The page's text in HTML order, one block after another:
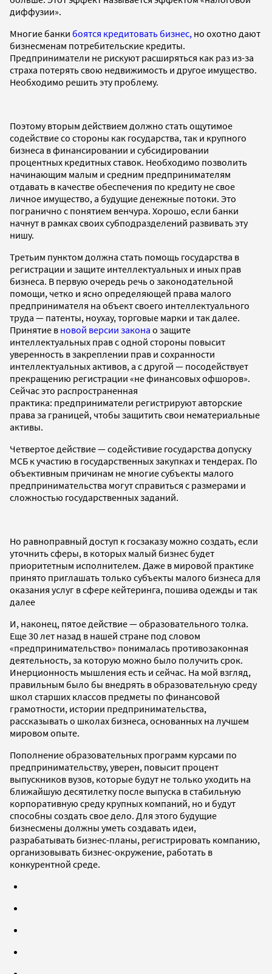
диффузии».
Многие банки боятся кредитовать бизнес, но охотно дают
бизнесменам потребительские кредиты.
Предприниматели не рискуют расширяться как раз из-за
страха потерять свою недвижимость и другое имущество.
Необходимо решить эту проблему.
Поэтому вторым действием должно стать ощутимое
содействие со стороны как государства, так и крупного
бизнеса в финансировании и субсидировании
процентных кредитных ставок. Необходимо позволить
начинающим малым и средним предпринимателям
отдавать в качестве обеспечения по кредиту не свое
личное имущество, а будущие денежные потоки. Это
погранично с понятием венчура. Хорошо, если банки
начнут в рамках своих субподразделений развивать эту
нишу.
Третьим пунктом должна стать помощь государства в
регистрации и защите интеллектуальных и иных прав
бизнеса. В первую очередь речь о законодательной
помощи, четко и ясно определяющей права малого
предпринимателя на объект своего интеллектуального
труда — патенты, ноухау, торговые марки и так далее.
Принятие в новой версии закона о защите
интеллектуальных прав с одной стороны повысит
уверенность в закреплении прав и сохранности
интеллектуальных активов, а с другой — посодействует
прекращению регистрации «не финансовых офшоров».
Сейчас это распространенная
практика: предприниматели регистрируют авторские
права за границей, чтобы защитить свои нематериальные
активы.
Четвертое действие — содейстивие государства допуску
МСБ к участию в государственных закупках и тендерах. По
объективным причинам не многие субъекты малого
предпринимательства могут справиться с размерами и
сложностью государственных заданий.
Но равноправный доступ к госзаказу можно создать, если
уточнить сферы, в которых малый бизнес будет
приоритетным исполнителем. Даже в мировой практике
принято приглашать только субъекты малого бизнеса для
оказания услуг в сфере кейтеринга, пошива одежды и так
далее
И, наконец, пятое действие — образовательного толка.
Еще 30 лет назад в нашей стране под словом
«предпринимательство» понималась противозаконная
деятельность, за которую можно было получить срок.
Инерционность мышления есть и сейчас. На мой взгляд,
правильным было бы внедрять в образовательную среду
школ старших классов предметы по финансовой
грамотности, истории предпринимательства,
рассказывать о школах бизнеса, основанных на лучшем
мировом опыте.
Пополнение образовательных программ курсами по
предпринимательству, уверен, повысит процент
выпускников вузов, которые будут не только уходить на
ближайшую десятилетку после выпуска в стабильную
корпоративную среду крупных компаний, но и будут
способны создать свое дело. Для этого будущие
бизнесмены должны уметь создавать идеи,
разрабатывать бизнес-планы, регистрировать компанию,
организовывать бизнес-окружение, работать в
конкурентной среде.